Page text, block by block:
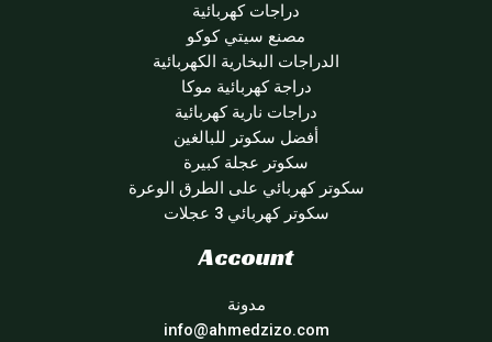
دراجات كهربائية
مصنع سيتي كوكو
الدراجات البخارية الكهربائية
دراجة كهربائية موكا
دراجات نارية كهربائية
أفضل سكوتر للبالغين
سكوتر عجلة كبيرة
سكوتر كهربائي على الطرق الوعرة
سكوتر كهربائي 3 عجلات
Account
مدونة
info@ahmedzizo.com